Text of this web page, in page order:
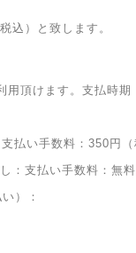
込）と致します。
頂けます。支払時
払い手数料：350円（
：支払い手数料：無料
）：